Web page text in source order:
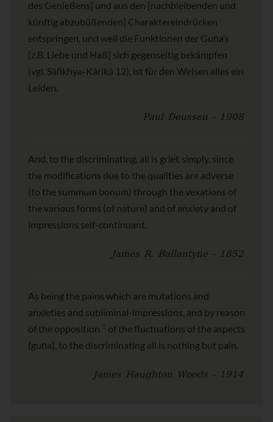
des Genießens] und aus den [nachbleibenden und
künftig abzubüßenden] Charaktereindrücken
entspringen, und weil die Funktionen der Guṇa’s
[z.B. Liebe und Haß] sich gegenseitig bekämpfen
(vgl. Sâňkhya-Kârikâ 12), ist für den Weisen alles ein
Leiden.
Paul Deussen - 1908
And, to the discriminating, all is grief, simply, since
the modifications due to the qualities are adverse
(to the summum bonum) through the vexations of
the various forms (of nature) and of anxiety and of
impressions self-continuant.
James R. Ballantyne - 1852
As being the pains which are mutations and
anxieties and subliminal-impressions, and by reason
of the opposition 1 of the fluctuations of the aspects
(guṇa), to the discriminating all is nothing but pain.
James Haughton Woods - 1914